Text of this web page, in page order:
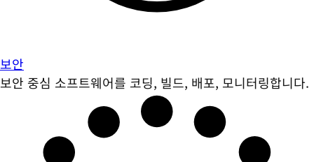
보안
보안 중심 소프트웨어를 코딩, 빌드, 배포, 모니터링합니다.